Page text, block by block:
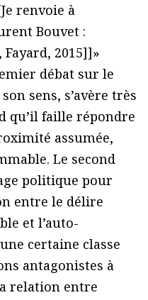
renvoie à
Bouvet :
2015]]»
débat sur le
sens, s’avère très
qu’il faille répondre
assumée,
Le second
politique pour
entre le délire
et l’auto-
certaine classe
antagonistes à
relation entre